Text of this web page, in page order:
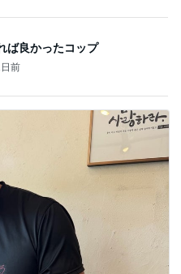
ば良かったコップ
前